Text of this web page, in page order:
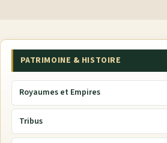
PATRIMOINE & HISTOIRE
Royaumes et Empires
Tribus